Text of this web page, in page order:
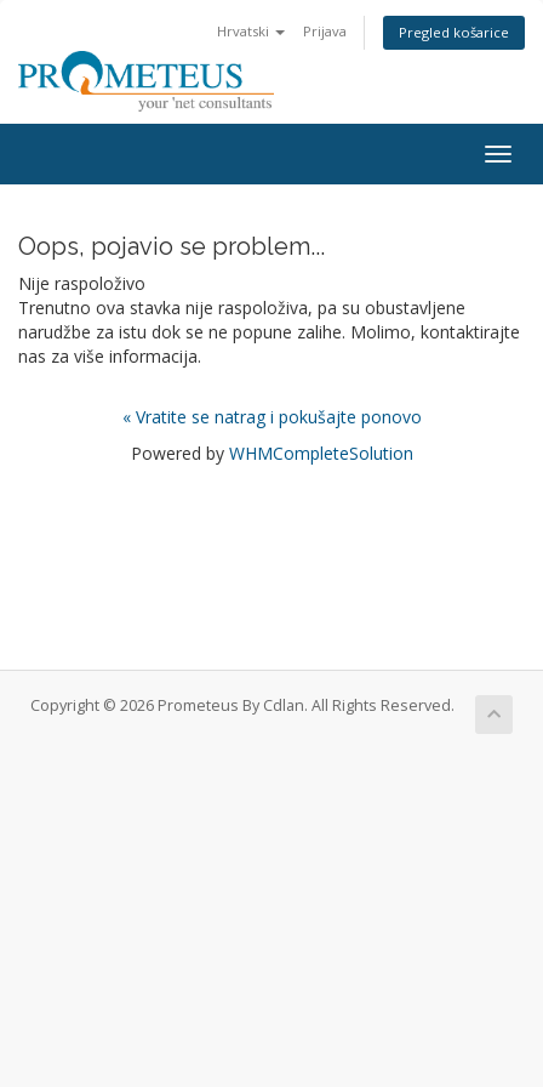
Hrvatski Prijava Pregled košarice
Oops, pojavio se problem...
Nije raspoloživo
Trenutno ova stavka nije raspoloživa, pa su obustavljene
narudžbe za istu dok se ne popune zalihe. Molimo, kontaktirajte
nas za više informacija.
« Vratite se natrag i pokušajte ponovo
Powered by WHMCompleteSolution
Copyright © 2026 Prometeus By Cdlan. All Rights Reserved.